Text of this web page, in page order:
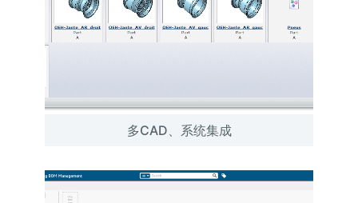
多CAD、系统集成